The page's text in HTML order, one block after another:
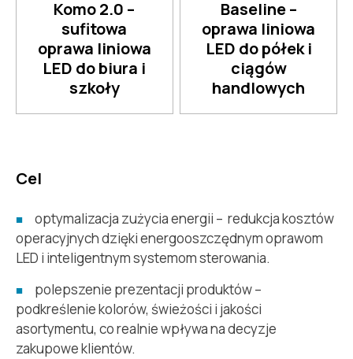
Komo 2.0 –
sufitowa
oprawa liniowa
LED do biura i
szkoły
Baseline –
oprawa liniowa
LED do półek i
ciągów
handlowych
Cel
optymalizacja zużycia energii – redukcja kosztów
operacyjnych dzięki energooszczędnym oprawom
LED i inteligentnym systemom sterowania.
polepszenie prezentacji produktów –
podkreślenie kolorów, świeżości i jakości
asortymentu, co realnie wpływa na decyzje
zakupowe klientów.